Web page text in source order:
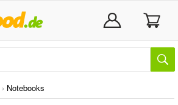
› Notebooks